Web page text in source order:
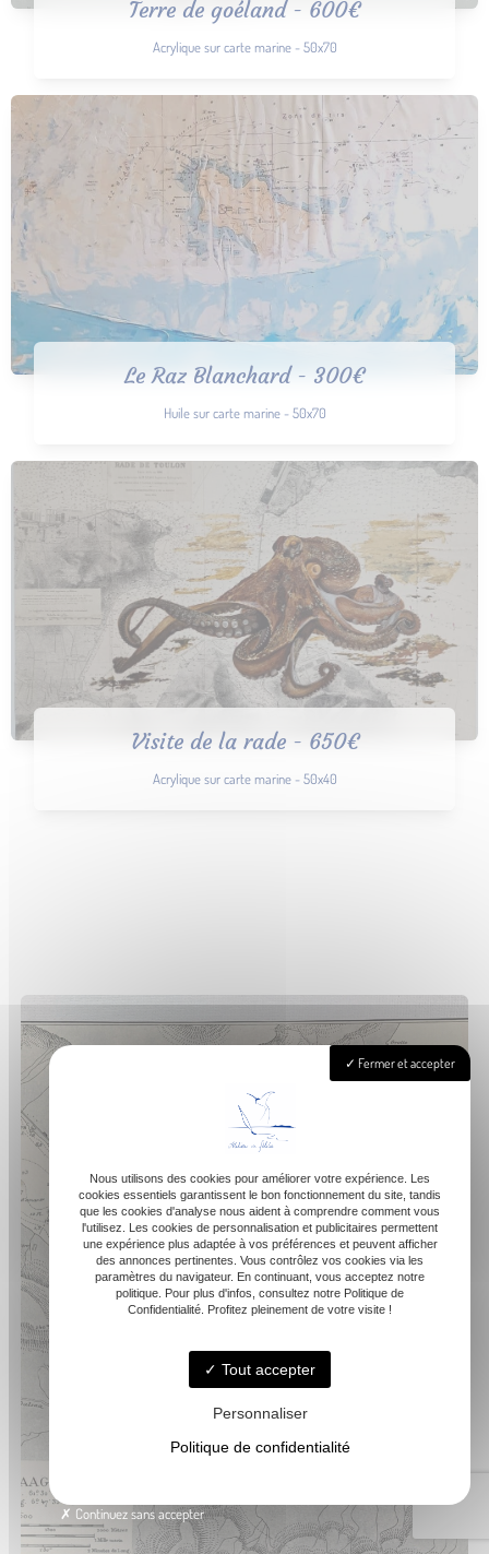
Terre de goéland - 600€
Acrylique sur carte marine - 50x70
Le Raz Blanchard - 300€
Huile sur carte marine - 50x70
Visite de la rade - 650€
Acrylique sur carte marine - 50x40
Fermer et accepter
Nous utilisons des cookies pour améliorer votre expérience. Les
cookies essentiels garantissent le bon fonctionnement du site, tandis
que les cookies d'analyse nous aident à comprendre comment vous
l'utilisez. Les cookies de personnalisation et publicitaires permettent
une expérience plus adaptée à vos préférences et peuvent afficher
des annonces pertinentes. Vous contrôlez vos cookies via les
paramètres du navigateur. En continuant, vous acceptez notre
politique. Pour plus d'infos, consultez notre Politique de
Confidentialité. Profitez pleinement de votre visite !
Tout accepter
Personnaliser
Politique de confidentialité
Continuez sans accepter